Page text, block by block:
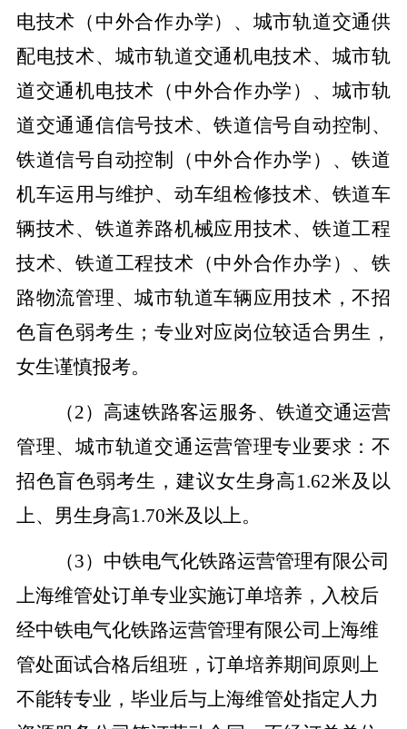
电技术（中外合作办学）、城市轨道交通供
配电技术、城市轨道交通机电技术、城市轨
道交通机电技术（中外合作办学）、城市轨
道交通通信信号技术、铁道信号自动控制、
铁道信号自动控制（中外合作办学）、铁道
机车运用与维护、动车组检修技术、铁道车
辆技术、铁道养路机械应用技术、铁道工程
技术、铁道工程技术（中外合作办学）、铁
路物流管理、城市轨道车辆应用技术，不招
色盲色弱考生；专业对应岗位较适合男生，
女生谨慎报考。
（2） 高速铁路客运服务、铁道交通运营
管理、城市轨道交通运营管理专业要求：不
招色盲色弱考生，建议女生身高1.62米及以
上、男生身高1.70米及以上。
（3）中铁电气化铁路运营管理有限公司
上海维管处订单专业实施订单培养，入校后
经中铁电气化铁路运营管理有限公司上海维
管处面试合格后组班，订单培养期间原则上
不能转专业，毕业后与上海维管处指定人力